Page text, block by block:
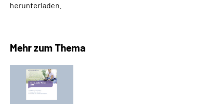
herunterladen.
Mehr zum Thema